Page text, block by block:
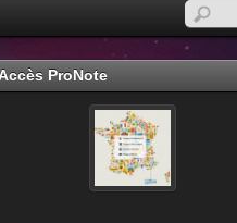
Accès ProNote